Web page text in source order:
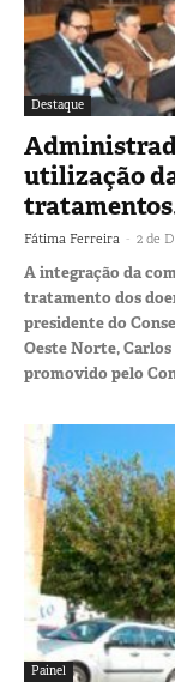
Destaque
utilização
Fátima Ferreira - 2 de
A integração da
tratamento dos
presidente do
Oeste Norte,
promovido pelo
Painel